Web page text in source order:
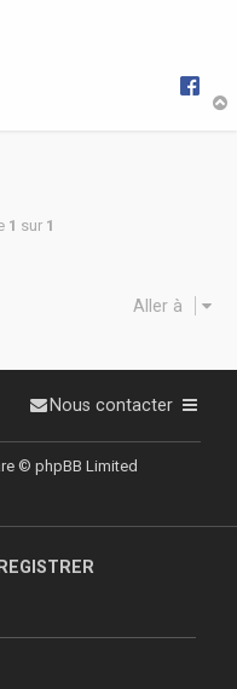
1 sur 1
Aller à
Nous contacter
© phpBB Limited